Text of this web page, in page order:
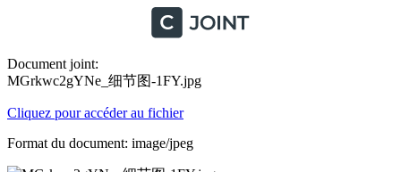
Document joint:
MGrkwc2gYNe_细节图-1FY.jpg
Cliquez pour accéder au fichier
Format du document: image/jpeg